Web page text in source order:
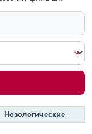
Нозологические